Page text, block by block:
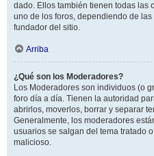
dado. Ellos también tienen todas las
uno de los foros, dependiendo de
fundador del sitio.
Arriba
¿Qué son los Moderadores?
Los Moderadores son individuos (o
foro día a día. Tienen la autoridad
abrirlos, moverlos, borrar y separar
Generalmente, los moderadores
usuarios se salgan del tema tratado
malicioso.